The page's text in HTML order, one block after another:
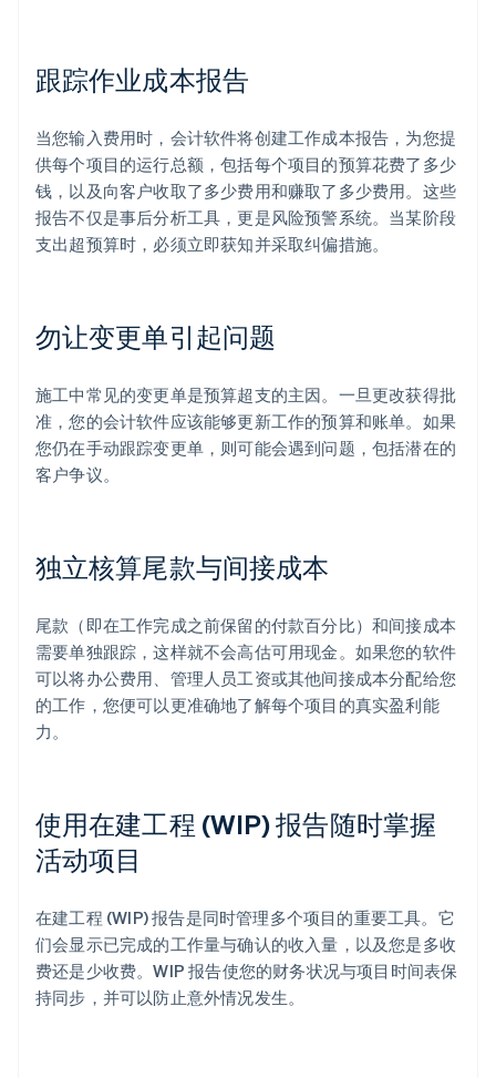
跟踪作业成本报告
当您输入费用时，会计软件将创建工作成本报告，为您提
供每个项目的运行总额，包括每个项目的预算花费了多少
钱，以及向客户收取了多少费用和赚取了多少费用。这些
报告不仅是事后分析工具，更是风险预警系统。当某阶段
支出超预算时，必须立即获知并采取纠偏措施。
勿让变更单引起问题
施工中常见的变更单是预算超支的主因。一旦更改获得批
准，您的会计软件应该能够更新工作的预算和账单。如果
您仍在手动跟踪变更单，则可能会遇到问题，包括潜在的
客户争议。
独立核算尾款与间接成本
尾款（即在工作完成之前保留的付款百分比）和间接成本
需要单独跟踪，这样就不会高估可用现金。如果您的软件
可以将办公费用、管理人员工资或其他间接成本分配给您
的工作，您便可以更准确地了解每个项目的真实盈利能
力。
使用在建工程 (WIP) 报告随时掌握
活动项目
在建工程 (WIP) 报告是同时管理多个项目的重要工具。它
们会显示已完成的工作量与确认的收入量，以及您是多收
费还是少收费。WIP 报告使您的财务状况与项目时间表保
持同步，并可以防止意外情况发生。